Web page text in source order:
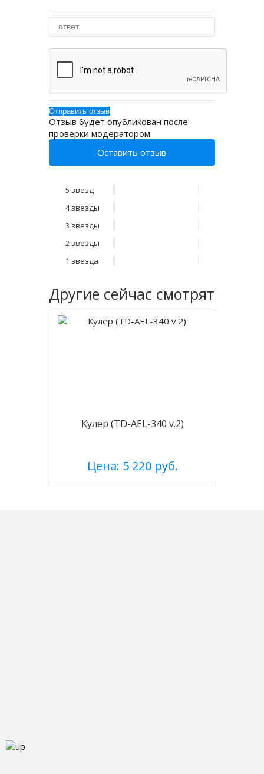
Отзыв будет опубликован после
проверки модератором
Оставить отзыв
5 звезд
4 звезды
3 звезды
2 звезды
1 звезда
Другие сейчас смотрят
Кулер (TD-AEL-340 v.2)
Цена: 5 220 руб.